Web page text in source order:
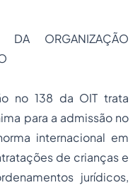
ORGANIZAÇÃO
da OIT trata
para a admissão no
internacional em
de crianças e
jurídicos,